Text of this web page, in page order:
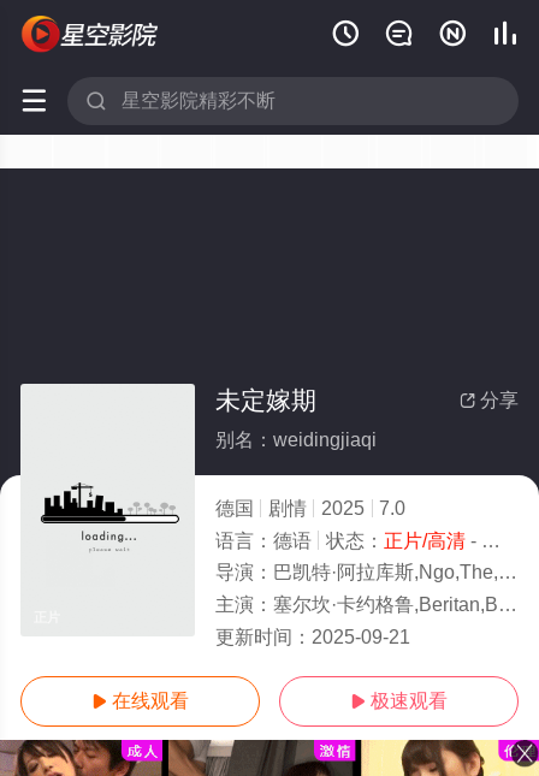
   
 
 分享
未定嫁期
别名：weidingjiaqi
德国 剧情 2025
7.0
语言： 德语 状态： 正片/高清- 免费在线观看
导演： 巴凯特·阿拉库斯,Ngo,The,Chau
主演： 塞尔坎·卡约格鲁,Beritan,Balci,Meral,Perin
更新时间： 2025-09-21
 在线观看  极速观看